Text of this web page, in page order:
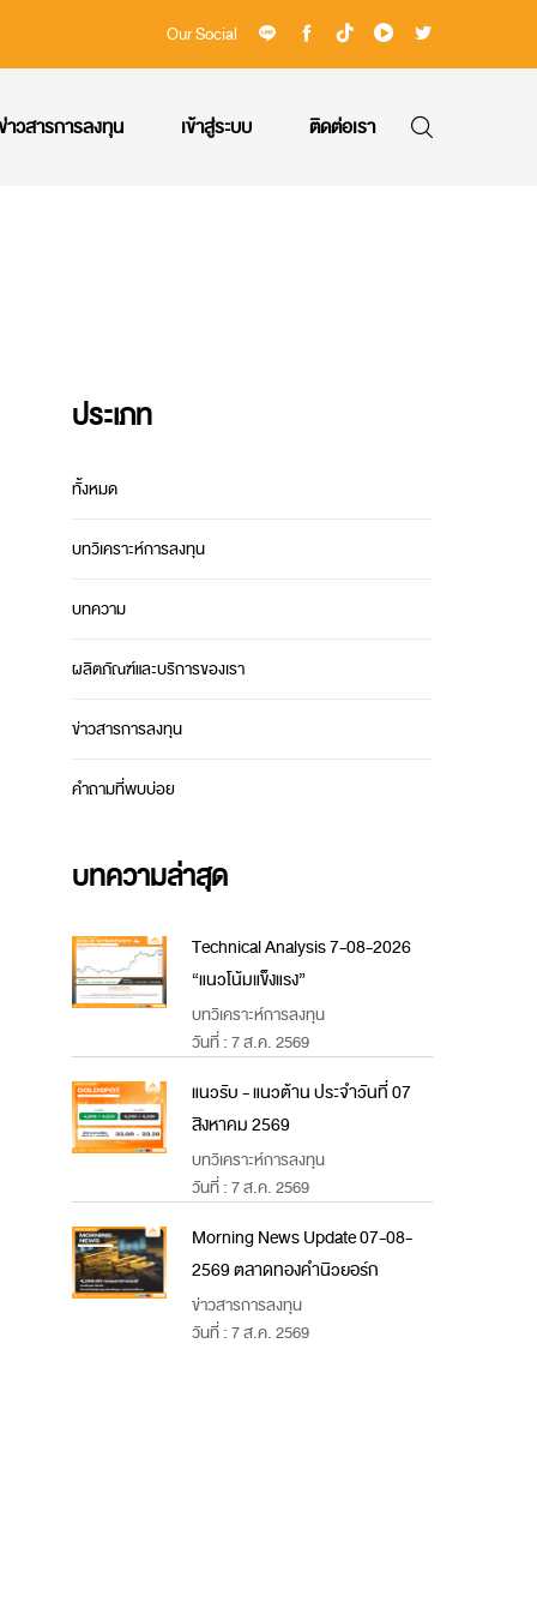
Our Social
าวสารการลงทุน เข้าสู่ระบบ ติดต่อเรา
ประเภท
ทั้งหมด
บทวิเคราะห์การลงทุน
บทความ
ผลิตภัณฑ์และบริการของเรา
ข่าวสารการลงทุน
คำถามที่พบบ่อย
บทความล่าสุด
Technical Analysis 7-08-2026
“แนวโน้มแข็งแรง”
บทวิเคราะห์การลงทุน
วันที่ : 7 ส.ค. 2569
แนวรับ - แนวต้าน ประจำวันที่ 07
สิงหาคม 2569
บทวิเคราะห์การลงทุน
วันที่ : 7 ส.ค. 2569
Morning News Update 07-08-
2569 ตลาดทองคำนิวยอร์ก
ข่าวสารการลงทุน
วันที่ : 7 ส.ค. 2569